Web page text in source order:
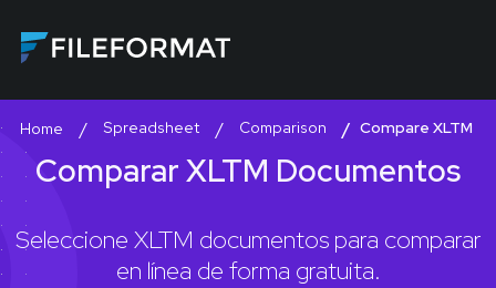
Home Spreadsheet Comparison Compare XLTM
Comparar XLTM Documentos
Seleccione XLTM documentos para comparar
en línea de forma gratuita.